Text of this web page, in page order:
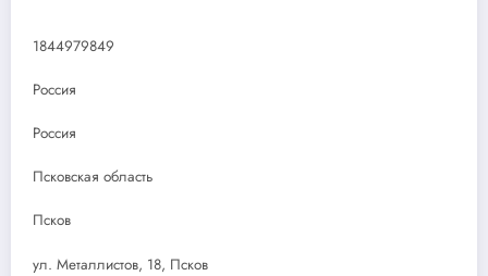
1844979849
Россия
Россия
Псковская область
Псков
ул. Металлистов, 18, Псков